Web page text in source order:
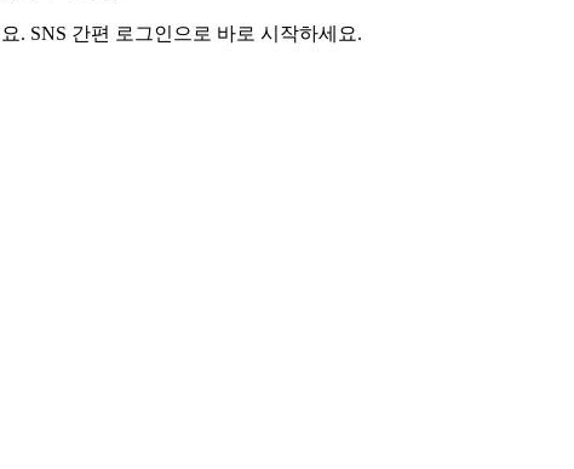
. SNS 간편 로그인으로 바로 시작하세요.